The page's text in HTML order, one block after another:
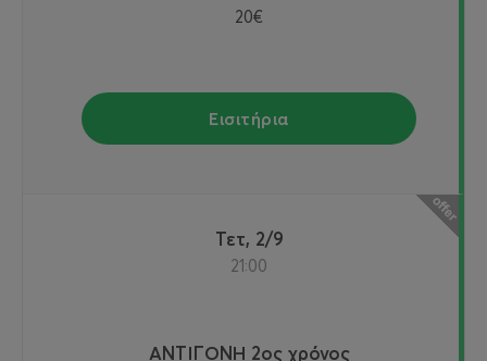
20€
Εισιτήρια
Τετ, 2/9
21:00
ΑΝΤΙΓΟΝΗ 2ος χρόνος